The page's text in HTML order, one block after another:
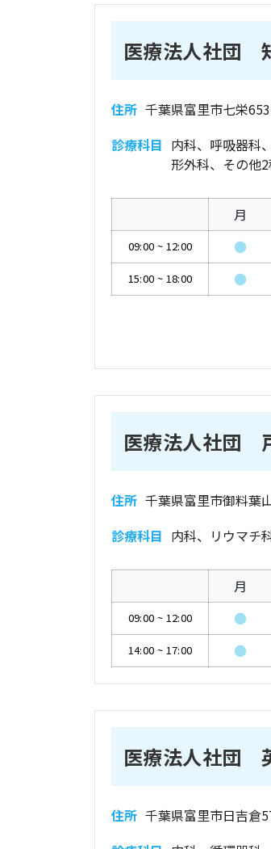
医療法人社団
住所 千葉県富里市七栄
診療科目 内科、呼吸器科
形外科、その他2
月
09:00 ~ 12:00 ●
15:00 ~ 18:00 ●
医療法人社団
住所 千葉県富里市御料葉
診療科目 内科、リウマチ
月
09:00 ~ 12:00 ●
14:00 ~ 17:00 ●
医療法人社団
住所 千葉県富里市日吉倉